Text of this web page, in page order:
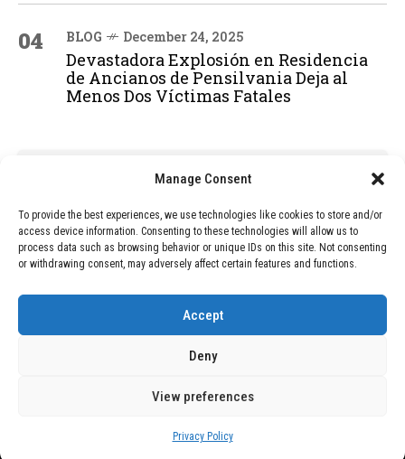
Manage Consent
To provide the best experiences, we use technologies like cookies to store and/or
access device information. Consenting to these technologies will allow us to
process data such as browsing behavior or unique IDs on this site. Not consenting
or withdrawing consent, may adversely affect certain features and functions.
Accept
Deny
View preferences
Privacy Policy
04 BLOG December 24, 2025
Devastadora Explosión en Residencia
de Ancianos de Pensilvania Deja al
Menos Dos Víctimas Fatales